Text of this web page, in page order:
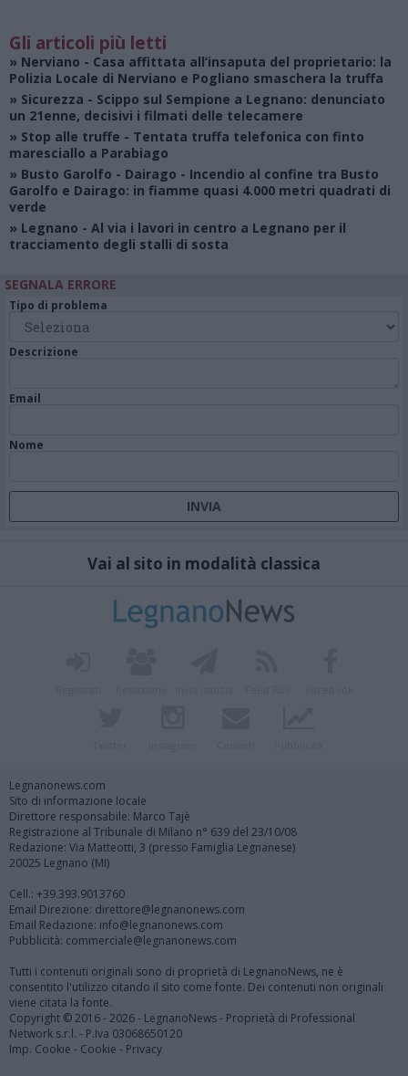
Gli articoli più letti
» Nerviano - Casa affittata all’insaputa del proprietario: la
Polizia Locale di Nerviano e Pogliano smaschera la truffa
» Sicurezza - Scippo sul Sempione a Legnano: denunciato
un 21enne, decisivi i filmati delle telecamere
» Stop alle truffe - Tentata truffa telefonica con finto
maresciallo a Parabiago
» Busto Garolfo - Dairago - Incendio al confine tra Busto
Garolfo e Dairago: in fiamme quasi 4.000 metri quadrati di
verde
» Legnano - Al via i lavori in centro a Legnano per il
tracciamento degli stalli di sosta
SEGNALA ERRORE
Tipo di problema
Descrizione
Email
Nome
Vai al sito in modalità classica
Legnanonews.com
Sito di informazione locale
Direttore responsabile: Marco Tajè
Registrazione al Tribunale di Milano n° 639 del 23/10/08
Redazione: Via Matteotti, 3 (presso Famiglia Legnanese)
20025 Legnano (MI)
Cell.: +39.393.9013760
Email Direzione: direttore@legnanonews.com
Email Redazione: info@legnanonews.com
Pubblicità: commerciale@legnanonews.com
Tutti i contenuti originali sono di proprietà di LegnanoNews, ne è
consentito l'utilizzo citando il sito come fonte. Dei contenuti non originali
viene citata la fonte.
Copyright © 2016 - 2026 - LegnanoNews - Proprietà di Professional
Network s.r.l. - P.Iva 03068650120
Imp. Cookie - Cookie - Privacy